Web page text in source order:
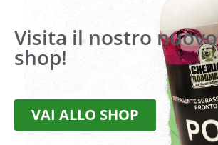
Visita il nostro nuovo
shop!
VAI ALLO SHOP